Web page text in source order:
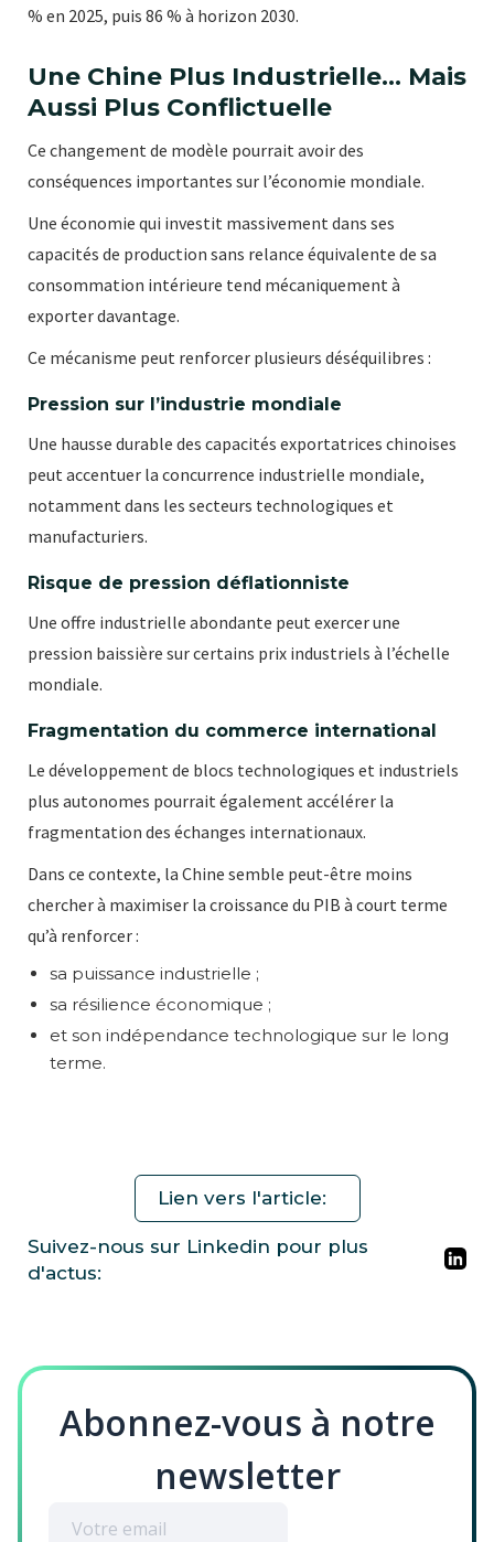
% en 2025, puis 86 % à horizon 2030.
Une Chine Plus Industrielle… Mais
Aussi Plus Conflictuelle
Ce changement de modèle pourrait avoir des
conséquences importantes sur l’économie mondiale.
Une économie qui investit massivement dans ses
capacités de production sans relance équivalente de sa
consommation intérieure tend mécaniquement à
exporter davantage.
Ce mécanisme peut renforcer plusieurs déséquilibres :
Pression sur l’industrie mondiale
Une hausse durable des capacités exportatrices chinoises
peut accentuer la concurrence industrielle mondiale,
notamment dans les secteurs technologiques et
manufacturiers.
Risque de pression déflationniste
Une offre industrielle abondante peut exercer une
pression baissière sur certains prix industriels à l’échelle
mondiale.
Fragmentation du commerce international
Le développement de blocs technologiques et industriels
plus autonomes pourrait également accélérer la
fragmentation des échanges internationaux.
Dans ce contexte, la Chine semble peut-être moins
chercher à maximiser la croissance du PIB à court terme
qu’à renforcer :
sa puissance industrielle ;
sa résilience économique ;
et son indépendance technologique sur le long
terme.
Lien vers l'article:
Suivez-nous sur Linkedin pour plus
d'actus:
Abonnez-vous à notre
newsletter